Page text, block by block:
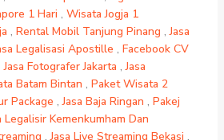
1 Hari , Wisata Jogja 1
, Rental Mobil Tanjung Pinang ,Jasa
Legalisasi Apostille , Facebook CV
Jasa Fotografer Jakarta ,Jasa
Batam Bintan , Paket Wisata 2
Package ,Jasa Baja Ringan , Pakej
Legalisir Kemenkumham Dan
,Jasa Live Streaming Bekasi ,